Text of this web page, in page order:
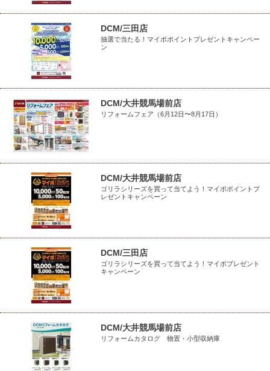
DCM/三田店
抽選で当たる！マイボポイントプレゼントキャンペー
ン
DCM/大井競馬場前店
リフォームフェア（6月12日〜8月17日）
DCM/大井競馬場前店
ゴリラシリーズを買って当てよう！マイボポイントプ
レゼントキャンペーン
DCM/三田店
ゴリラシリーズを買って当てよう！マイボプレゼント
キャンペーン
DCM/大井競馬場前店
リフォームカタログ 物置・小型収納庫